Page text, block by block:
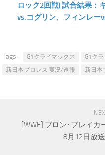
ロック2回戦) 試合結果：
vs.コグリン、フィンレー
Tags: G1クライマックス
G1ク
新日本プロレス 実況/速報
新日本
[WWE] ブロン･ブレイカ
8月12日放